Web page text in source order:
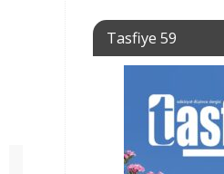
Tasfiye 59